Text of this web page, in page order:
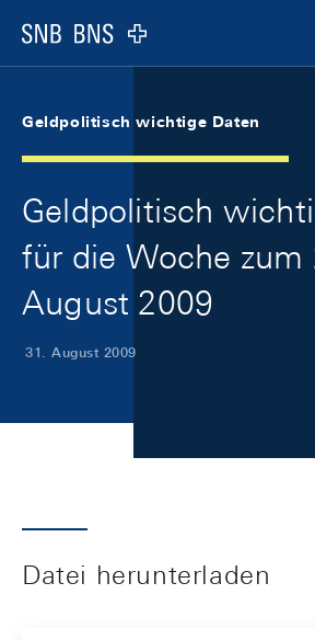
Logo
Geldpolitisch wichtige Daten
Geldpolitisch
für die Woche zum
August 2009
31. August 2009
Datei herunterladen